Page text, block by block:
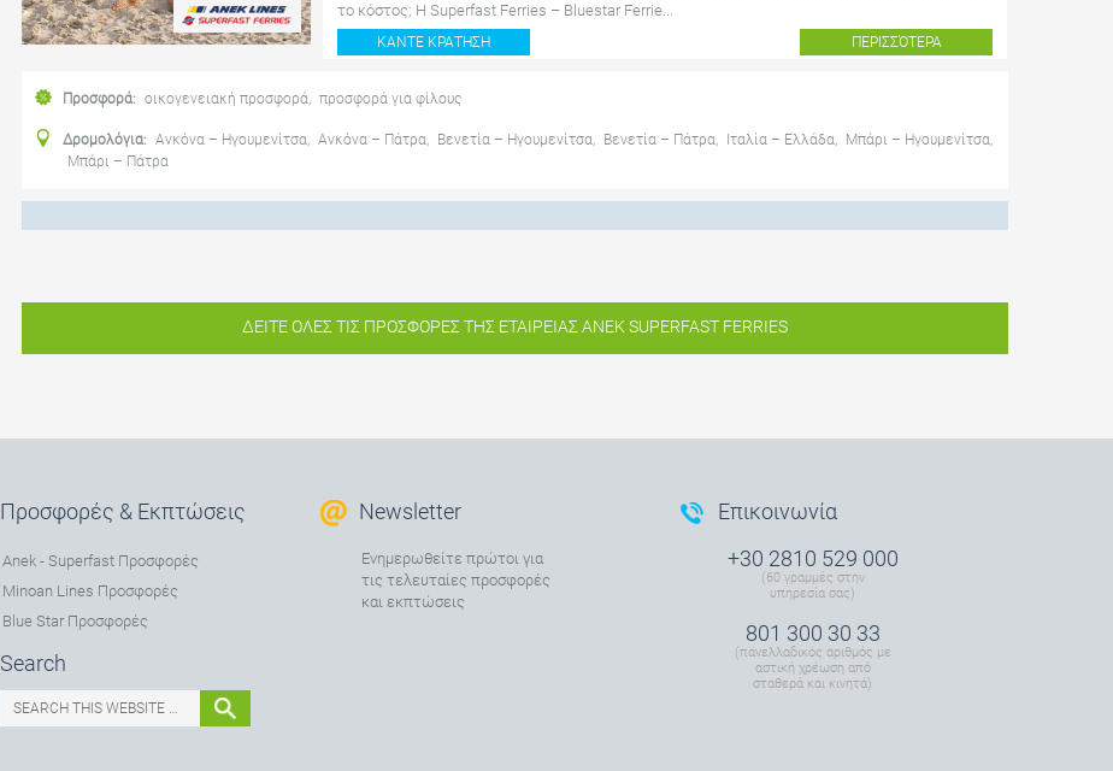
το κόστος; Η Superfast Ferries – Bluestar Ferrie...
ΚΆΝΤΕ ΚΡΆΤΗΣΗ ΠΕΡΙΣΣΌΤΕΡΑ
Προσφορά: οικογενειακή προσφορά, προσφορά για φίλους
Δρομολόγια: Ανκόνα – Ηγουμενίτσα, Ανκόνα – Πάτρα, Βενετία – Ηγουμενίτσα, Βενετία – Πάτρα, Ιταλία – Ελλάδα, Μπάρι – Ηγουμενίτσα,
Μπάρι – Πάτρα
ΔΕΊΤΕ ΌΛΕΣ ΤΙΣ ΠΡΟΣΦΟΡΈΣ ΤΗΣ ΕΤΑΙΡΕΊΑΣ ANEK SUPERFAST FERRIES
Προσφορές & Εκπτώσεις
Anek - Superfast Προσφορές
Minoan Lines Προσφορές
Blue Star Προσφορές
Search
Newsletter
Ενημερωθείτε πρώτοι για
τις τελευταίες προσφορές
και εκπτώσεις
Επικοινωνία
+30 2810 529 000
(60 γραμμές στην
υπηρεσία σας)
801 300 30 33
(πανελλαδικός αριθμός με
αστική χρέωση από
σταθερά και κινητά)